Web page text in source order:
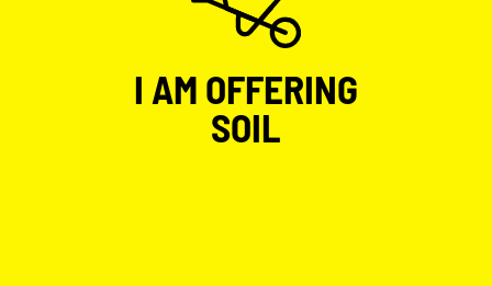
I AM OFFERING
SOIL